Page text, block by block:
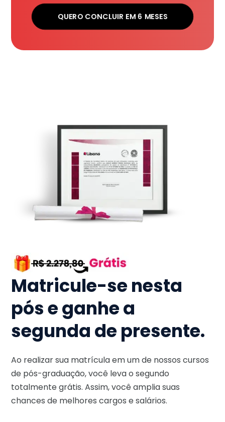
QUERO CONCLUIR EM 6 MESES
Matricule-se nesta
pós e ganhe a
segunda de presente.
Ao realizar sua matrícula em um de nossos cursos
de pós-graduação, você leva o segundo
totalmente grátis. Assim, você amplia suas
chances de melhores cargos e salários.